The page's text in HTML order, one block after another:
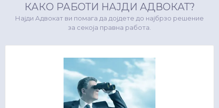
КАКО РАБОТИ НАЈДИ АДВОКАТ?
Најди Адвокат ви помага да дојдете до најбрзо решение
за секоја правна работа.